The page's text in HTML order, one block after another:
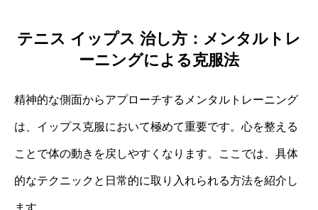
テニス イップス 治し方：メンタルトレ
ーニングによる克服法
精神的な側面からアプローチするメンタルトレーニング
は、イップス克服において極めて重要です。心を整える
ことで体の動きを戻しやすくなります。ここでは、具体
的なテクニックと日常的に取り入れられる方法を紹介し